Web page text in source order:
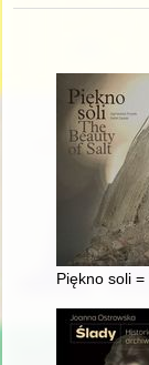
Piękno soli